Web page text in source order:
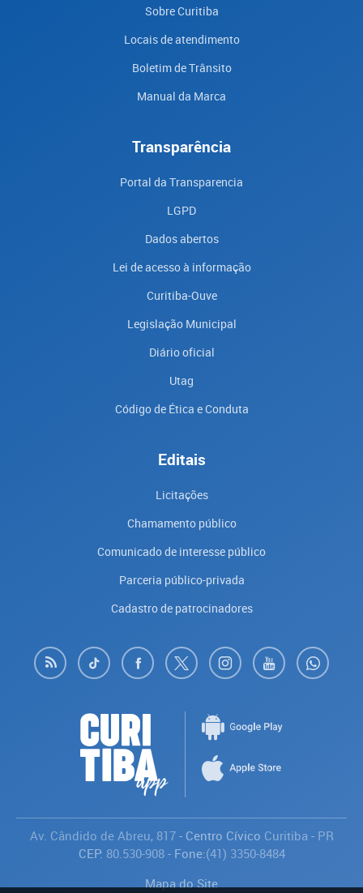
Sobre Curitiba
Locais de atendimento
Boletim de Trânsito
Manual da Marca
Transparência
Portal da Transparencia
LGPD
Dados abertos
Lei de acesso à informação
Curitiba-Ouve
Legislação Municipal
Diário oficial
Utag
Código de Ética e Conduta
Editais
Licitações
Chamamento público
Comunicado de interesse público
Parceria público-privada
Cadastro de patrocinadores
Av. Cândido de Abreu, 817- Centro Cívico Curitiba- PR
CEP: 80.530-908- Fone:(41) 3350-8484
Mapa do Site